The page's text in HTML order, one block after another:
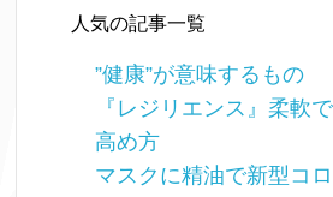
人気の記事一覧
”健康”が意味するもの
『レジリエンス』柔軟
高め方
マスクに精油で新型コ